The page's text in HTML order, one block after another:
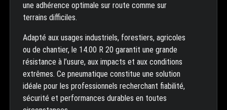
une adhérence optimale sur route comme sur
terrains difficiles.
Adapté aux usages industriels, forestiers, agricoles
ou de chantier, le 14.00 R 20 garantit une grande
résistance à l’usure, aux impacts et aux conditions
extrêmes. Ce pneumatique constitue une solution
idéale pour les professionnels recherchant fiabilité,
sécurité et performances durables en toutes